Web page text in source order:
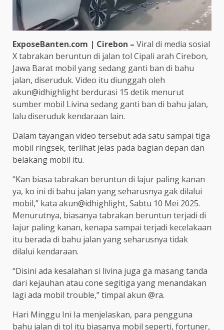
ExposeBanten.com | Cirebon – Viral di media sosial
X tabrakan beruntun di jalan tol Cipali arah Cirebon,
Jawa Barat mobil yang sedang ganti ban di bahu
jalan, diseruduk. Video itu diunggah oleh
akun@idhighlight berdurasi 15 detik menurut
sumber mobil Livina sedang ganti ban di bahu jalan,
lalu diseruduk kendaraan lain.
Dalam tayangan video tersebut ada satu sampai tiga
mobil ringsek, terlihat jelas pada bagian depan dan
belakang mobil itu.
“Kan biasa tabrakan beruntun di lajur paling kanan
ya, ko ini di bahu jalan yang seharusnya gak dilalui
mobil,” kata akun@idhighlight, Sabtu 10 Mei 2025.
Menurutnya, biasanya tabrakan beruntun terjadi di
lajur paling kanan, kenapa sampai terjadi kecelakaan
itu berada di bahu jalan yang seharusnya tidak
dilalui kendaraan.
“Disini ada kesalahan si livina juga ga masang tanda
dari kejauhan atau cone segitiga yang menandakan
lagi ada mobil trouble,” timpal akun @ra.
Hari Minggu Ini Ia menjelaskan, para pengguna
bahu jalan di tol itu biasanya mobil seperti, fortuner,